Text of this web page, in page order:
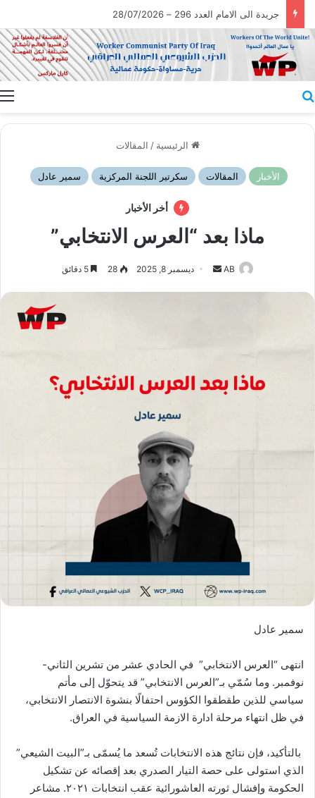
جريدة الى الامام العدد 296 – 28/07/2026
الرئيسية / المقالات
الأخبار المقالات سكرتير اللجنة المركزية سمير عادل
أخر الأخبار
ماذا بعد “العرس الانتخابي”
AB
أرسل ديسمبر 8, 2025 28
سمير عادل
انتهى “العرس الانتخابي” في الحادي عشر من تشرين الثاني-
نوفمبر. وما سُمّي بـ”العرس الانتخابي” قد يتحوّل إلى مأتم
سياسي للذين طقطقوا الكؤوس احتفالًا بنشوة الانتصار الانتخابي،
في ظل انتهاء مرحلة ادارة الازمة السياسية في العراق.
بالتأكيد، فإن نتائج هذه الانتخابات تُسعد ما يُسمّى بـ”البيت الشيعي”
الذي استولى على حصة التيار الصدري بعد إقصائه عن تشكيل
الحكومة وإفشال ثورته العاشورائية عقب انتخابات ٢٠٢١. مشاعر